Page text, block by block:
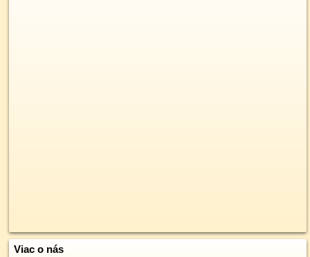
Viac o nás